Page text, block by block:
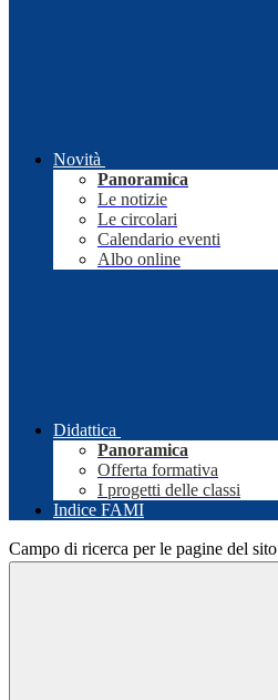
Novità
Panoramica
Le notizie
Le circolari
Calendario eventi
Albo online
Didattica
Panoramica
Offerta formativa
I progetti delle classi
Indice FAMI
Campo di ricerca per le pagine del sito